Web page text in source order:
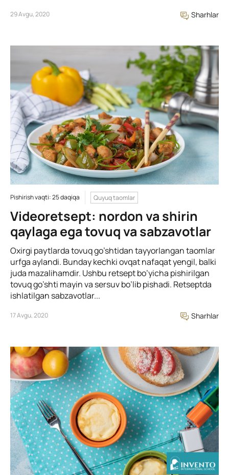
29 Avgu, 2020 Sharhlar
Pishirish vaqti: 25 daqiqa Quyuq taomlar
Videoretsept: nordon va shirin
qaylaga ega tovuq va sabzavotlar
Oxirgi paytlarda tovuq go’shtidan tayyorlangan taomlar
urfga aylandi. Bunday kechki ovqat nafaqat yengil, balki
juda mazalihamdir. Ushbu retsept bo’yicha pishirilgan
tovuq go’shti mayin va sersuv bo’lib pishadi. Retseptda
ishlatilgan sabzavotlar...
17 Avgu, 2020 Sharhlar